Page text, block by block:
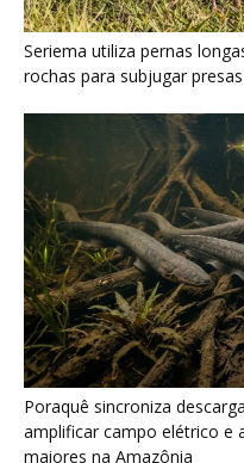
Poraquê sincroniza
amplificar campo elétrico e
maiores na Amazônia
Seriema combina corridas
contra rochas para
cerrado